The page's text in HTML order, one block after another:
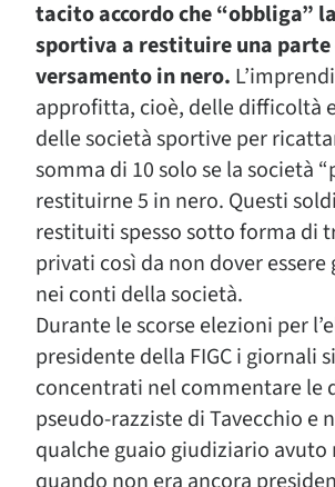
tacito accordo che “obbliga”
sportiva a restituire una parte
versamento in nero.
approfitta, cioè, delle difficoltà
delle società sportive per
somma di 10 solo se la società
restituirne 5 in nero. Questi
restituiti spesso sotto forma di
privati così da non dover
nei conti della società.
Durante le scorse elezioni per
presidente della FIGC i giornali
concentrati nel commentare le
pseudo-razziste di Tavecchio e
qualche guaio giudiziario avuto